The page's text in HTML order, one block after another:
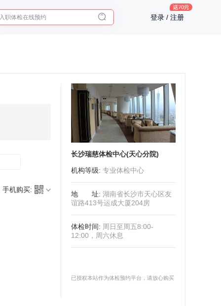
年了，给父母预约体检
登录 / 注册
手机购买:
长沙瑞慈体检中心(天心分院)
机构等级: 专业体检中心
地址: 湖南省长沙市天心区友
谊路413号运成大厦204房
体检时间: 周日至周五8:00-
12:00，周六休息
已授权本站作为体检预约平台，请放心购买